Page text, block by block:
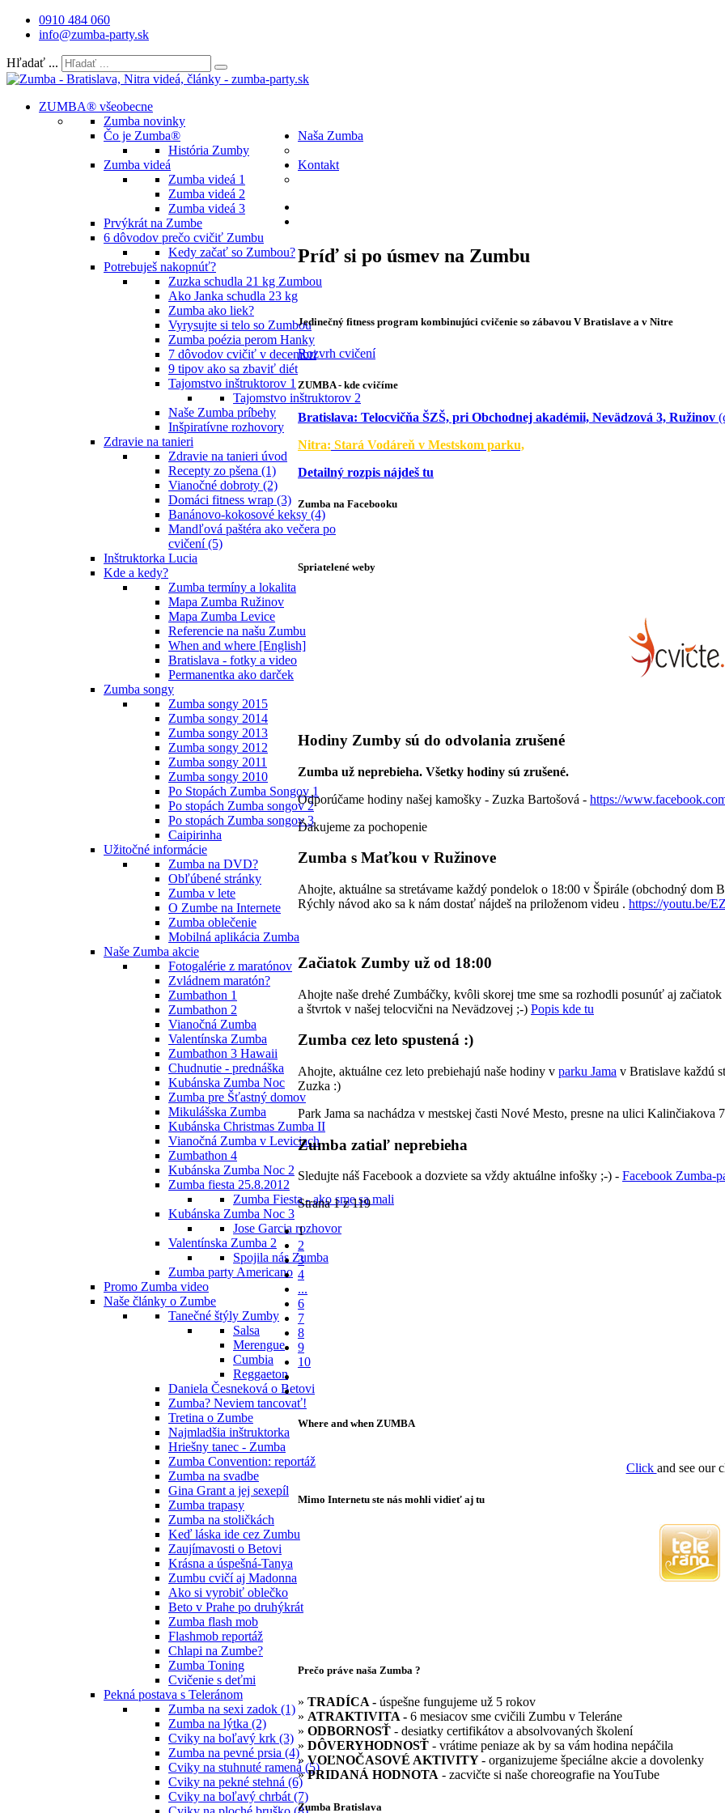
0910 484 060
info@zumba-party.sk
Hľadať ...
ZUMBA® všeobecne
Zumba novinky
Čo je Zumba®
História Zumby
Zumba videá
Zumba videá 1
Zumba videá 2
Zumba videá 3
Prvýkrát na Zumbe
6 dôvodov prečo cvičiť Zumbu
Kedy začať so Zumbou?
Potrebuješ nakopnúť?
Zuzka schudla 21 kg Zumbou
Ako Janka schudla 23 kg
Zumba ako liek?
Vyrysujte si telo so Zumbou
Zumba poézia perom Hanky
7 dôvodov cvičiť v decembri
9 tipov ako sa zbaviť diét
Tajomstvo inštruktorov 1
Tajomstvo inštruktorov 2
Naše Zumba príbehy
Inšpiratívne rozhovory
Naša Zumba
Zdravie na tanieri
Zdravie na tanieri úvod
Recepty zo pšena (1)
Vianočné dobroty (2)
Domáci fitness wrap (3)
Banánovo-kokosové keksy (4)
Mandľová paštéra ako večera po
cvičení (5)
Inštruktorka Lucia
Kde a kedy?
Zumba termíny a lokalita
Mapa Zumba Ružinov
Mapa Zumba Levice
Referencie na našu Zumbu
When and where [English]
Bratislava - fotky a video
Permanentka ako darček
Zumba songy
Zumba songy 2015
Zumba songy 2014
Zumba songy 2013
Zumba songy 2012
Zumba songy 2011
Zumba songy 2010
Po Stopách Zumba Songov 1
Po stopách Zumba songov 2
Po stopách Zumba songov 3
Caipirinha
Užitočné informácie
Zumba na DVD?
Obľúbené stránky
Zumba v lete
O Zumbe na Internete
Zumba oblečenie
Mobilná aplikácia Zumba
Naše Zumba akcie
Fotogalérie z maratónov
Zvládnem maratón?
Zumbathon 1
Zumbathon 2
Vianočná Zumba
Valentínska Zumba
Zumbathon 3 Hawaii
Chudnutie - prednáška
Kubánska Zumba Noc
Zumba pre Šťastný domov
Mikulášska Zumba
Kubánska Christmas Zumba II
Vianočná Zumba v Leviciach
Zumbathon 4
Kubánska Zumba Noc 2
Zumba fiesta 25.8.2012
Zumba Fiesta - ako sme sa mali
Kubánska Zumba Noc 3
Jose Garcia rozhovor
Valentínska Zumba 2
Spojila nás Zumba
Zumba party Americano
Promo Zumba video
Naše články o Zumbe
Tanečné štýly Zumby
Salsa
Merengue
Cumbia
Reggaeton
Daniela Česneková o Betovi
Zumba? Neviem tancovať!
Tretina o Zumbe
Najmladšia inštruktorka
Hriešny tanec - Zumba
Zumba Convention: reportáž
Zumba na svadbe
Gina Grant a jej sexepíl
Zumba trapasy
Zumba na stoličkách
Keď láska ide cez Zumbu
Zaujímavosti o Betovi
Krásna a úspešná-Tanya
Zumbu cvičí aj Madonna
Ako si vyrobiť oblečko
Beto v Prahe po druhýkrát
Zumba flash mob
Flashmob reportáž
Chlapi na Zumbe?
Zumba Toning
Cvičenie s deťmi
Pekná postava s Teleránom
Zumba na sexi zadok (1)
Zumba na lýtka (2)
Cviky na boľavý krk (3)
Zumba na pevné prsia (4)
Cviky na stuhnuté ramená (5)
Cviky na pekné stehná (6)
Cviky na boľavý chrbát (7)
Kontakt
Príď si po úsmev na Zumbu
Jedinečný fitness program kombinujúci cvičenie so zábavou V Bratislave a v Nitre
Rozvrh cvičení
ZUMBA - kde cvičíme
Bratislava: Telocvičňa ŠZŠ, pri Obchodnej akadémii, Nevädzová 3, Ružinov
Nitra: Stará Vodáreň v Mestskom parku,
Detailný rozpis nájdeš tu
Zumba na Facebooku
Spriatelené weby
Hodiny Zumby sú do odvolania zrušené
Zumba už neprebieha. Všetky hodiny sú zrušené.
Odporúčame hodiny našej kamošky - Zuzka Bartošová - https://
Ďakujeme za pochopenie
Zumba s Maťkou v Ružinove
Ahojte, aktuálne sa stretávame každý pondelok o 18:00 v Špirále (obchodný
Rýchly návod ako sa k nám dostať nájdeš na priloženom videu . https://youtu.be/
Začiatok Zumby už od 18:00
Ahojte naše drehé Zumbáčky, kvôli skorej tme sme sa rozhodli posunúť aj
a štvrtok v našej telocvični na Nevädzovej ;-) Popis kde tu
Zumba cez leto spustená :)
Ahojte, aktuálne cez leto prebiehajú naše hodiny v parku Jama v Bratislave každú
Zuzka :)
Park Jama sa nachádza v mestskej časti Nové Mesto, presne na ulici Kalinčiakova
Zumba zatiaľ neprebieha
Sledujte náš Facebook a dozviete sa vždy aktuálne infošky ;-) - Facebook Zumba-
Strana 1 z 119
1
2
3
4
...
6
7
8
9
10
Where and when ZUMBA
Click and see our
Mimo Internetu ste nás mohli vidieť aj tu
Prečo práve naša Zumba ?
» TRADÍCA - úspešne fungujeme už 5 rokov
» ATRAKTIVITA - 6 mesiacov sme cvičili Zumbu v Teleráne
» ODBORNOSŤ - desiatky certifikátov a absolvovaných školení
» DÔVERYHODNOSŤ - vrátime peniaze ak by sa vám hodina nepáčila
»VOĽNOČASOVÉ AKTIVITY- organizujeme špeciálne akcie a dovolenky
»PRIDANÁ HODNOTA - zacvičte si naše choreografie na YouTube
Zumba Bratislava